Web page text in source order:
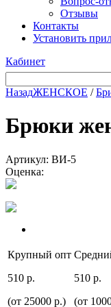
Отзывы
Контакты
Установить
Кабинет
НазадЖЕНСКОЕ /
Брюки
Артикул: ВИ-5
Оценка:
Крупный опт
510 р.
(от 25000 р.)
510 р.
(от